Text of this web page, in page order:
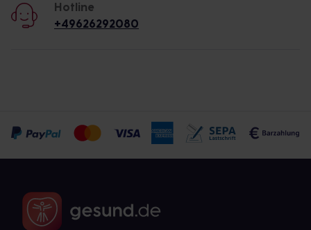
Hotline
+49626292080